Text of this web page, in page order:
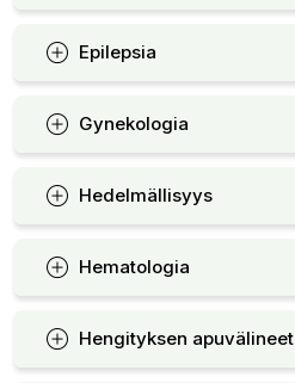
Epilepsia
Gynekologia
Hedelmällisyys
Hematologia
Hengityksen apuvälineet